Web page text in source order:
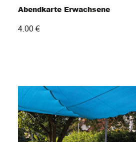
Abendkarte Erwachsene
4.00 €